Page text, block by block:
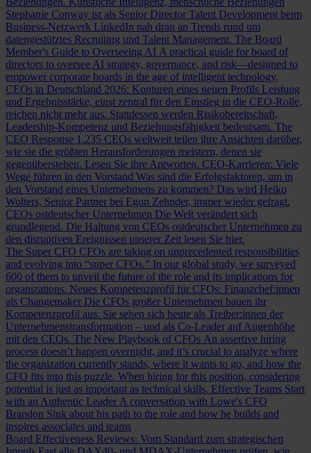
Stephanie Conway ist als Senior Director Talent Development beim
Business-Netzwerk LinkedIn nah dran an Trends rund um
datengestütztes Recruiting und Talent Management. The Board
Member's Guide to Overseeing AI A practical guide for board of
directors to oversee AI strategy, governance, and risk—designed to
empower corporate boards in the age of intelligent technology.
CEOs in Deutschland 2026: Konturen eines neuen Profils Leistung
und Ergebnisstärke, einst zentral für den Einstieg in die CEO-Rolle,
reichen nicht mehr aus. Stattdessen werden Risikobereitschaft,
Leadership-Kompetenz und Beziehungsfähigkeit bedeutsam. The
CEO Response 1.235 CEOs weltweit teilen ihre Ansichten darüber,
wie sie die größten Herausforderungen meistern, denen sie
gegenüberstehen. Lesen Sie ihre Antworten. CEO-Karrieren: Viele
Wege führen in den Vorstand Was sind die Erfolgsfaktoren, um in
den Vorstand eines Unternehmens zu kommen? Das wird Heiko
Wolters, Senior Partner bei Egon Zehnder, immer wieder gefragt.
CEOs ostdeutscher Unternehmen Die Welt verändert sich
grundlegend. Die Haltung von CEOs ostdeutscher Unternehmen zu
den disruptiven Ereignissen unserer Zeit lesen Sie hier.
The Super CFO CFOs are taking on unprecedented responsibilities
and evolving into “super CFOs.” In our global study, we surveyed
600 of them to unveil the future of the role and its implications for
organizations. Neues Kompetenzprofil für CFOs: Finanzchef:innen
als Changemaker Die CFOs großer Unternehmen bauen ihr
Kompetenzprofil aus. Sie sehen sich heute als Treiber:innen der
Unternehmenstransformation – und als Co-Leader auf Augenhöhe
mit den CEOs. The New Playbook of CFOs An assertive hiring
process doesn’t happen overnight, and it’s crucial to analyze where
the organization currently stands, where it wants to go, and how the
CFO fits into this puzzle. When hiring for this position, considering
potential is just as important as technical skills. Effective Teams Start
with an Authentic Leader A conversation with Lowe's CFO
Brandon Sink about his path to the role and how he builds and
inspires associates and teams
Board Effectiveness Reviews: Vom Standard zum strategischen